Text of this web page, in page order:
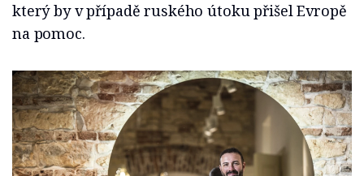
který by v případě ruského útoku přišel Evropě
na pomoc.